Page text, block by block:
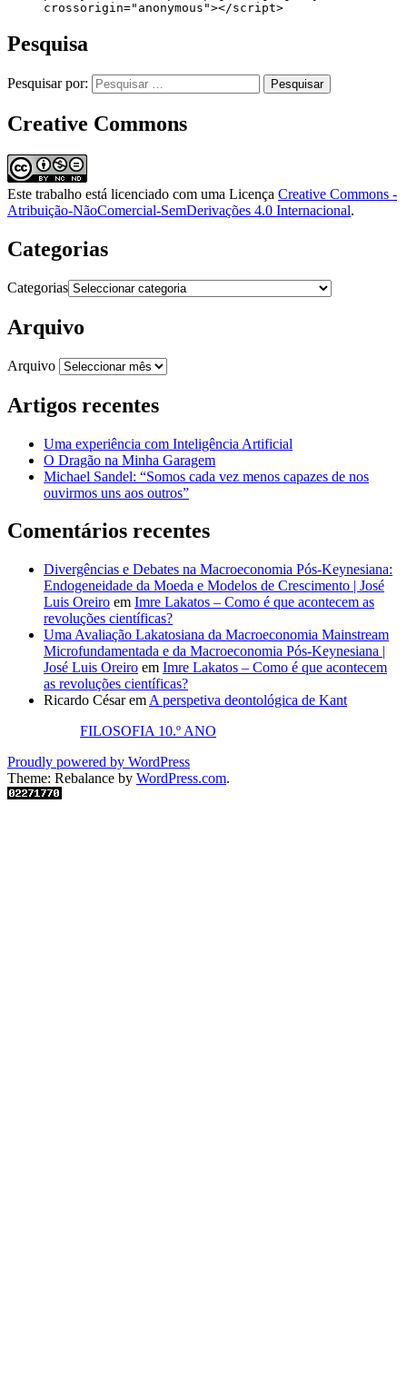
     crossorigin="anonymous"></script>
Pesquisa
Pesquisar por:
Creative Commons
Este trabalho está licenciado com uma Licença Creative Commons -
Atribuição-NãoComercial-SemDerivações 4.0 Internacional.
Categorias
Categorias
Arquivo
Arquivo
Artigos recentes
Uma experiência com Inteligência Artificial
O Dragão na Minha Garagem
Michael Sandel: “Somos cada vez menos capazes de nos
ouvirmos uns aos outros”
Comentários recentes
Divergências e Debates na Macroeconomia Pós-Keynesiana:
Endogeneidade da Moeda e Modelos de Crescimento | José
Luis Oreiro em Imre Lakatos – Como é que acontecem as
revoluções científicas?
Uma Avaliação Lakatosiana da Macroeconomia Mainstream
Microfundamentada e da Macroeconomia Pós-Keynesiana |
José Luis Oreiro em Imre Lakatos – Como é que acontecem
as revoluções científicas?
Ricardo Césarem A perspetiva deontológica de Kant
FILOSOFIA 10.º ANO
Proudly powered by WordPress
Theme: Rebalance by WordPress.com.